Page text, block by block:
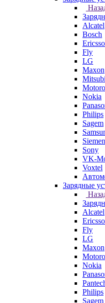
Alcatel
Bosch
Fly
LG
Maxon
Nokia
Philips
Sagem
Sony
VK-
Voxtel
Зарядные
Alcatel
Fly
LG
Maxon
Nokia
Philips
Sagem